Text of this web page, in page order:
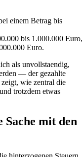
einem Betrag bis
bis 1.000.000 Euro,
Euro.
als unvollstaendig,
— der gezahlte
wie zentral die
trotzdem etwas
mit den